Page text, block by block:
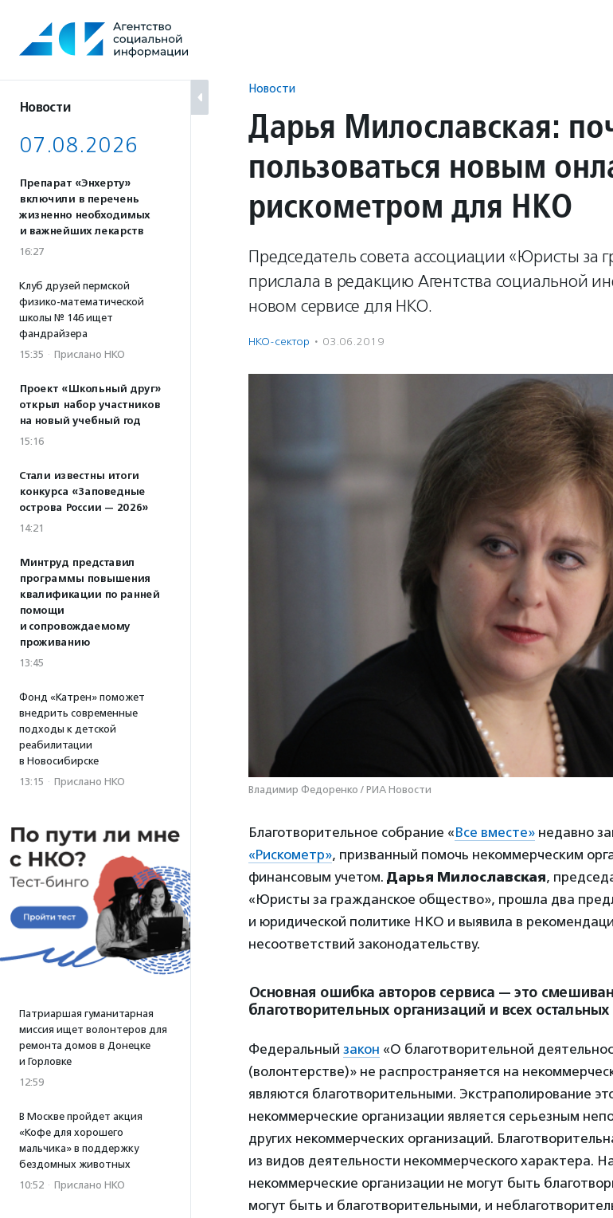
содержанию
Новости
07.08.2026
Препарат «Энхерту»
включили в перечень
жизненно необходимых
и важнейших лекарств
16:27
Клуб друзей пермской
физико-математической
школы № 146 ищет
фандрайзера
15:35 · Прислано НКО
Проект «Школьный друг»
открыл набор участников
на новый учебный год
15:16
Стали известны итоги
конкурса «Заповедные
острова России — 2026»
14:21
Минтруд представил
программы повышения
квалификации по ранней
помощи
и сопровождаемому
проживанию
13:45
Фонд «Катрен» поможет
внедрить современные
подходы к детской
реабилитации
в Новосибирске
13:15 · Прислано НКО
Патриаршая гуманитарная
миссия ищет волонтеров для
ремонта домов в Донецке
и Горловке
12:59
В Москве пройдет акция
«Кофе для хорошего
мальчика» в поддержку
бездомных животных
10:52 · Прислано НКО
Новости
Дарья Милославская:
пользоваться новым
рискометром для НКО
Председатель совета ассоциации «Юристы за
прислала в редакцию Агентства социальной
новом сервисе для НКО.
НКО-сектор · 03.06.2019
Владимир Федоренко / РИА Новости
Благотворительное собрание «Все вместе» недавно
«Рискометр», призванный помочь некоммерческим
финансовым учетом. Дарья Милославская,
«Юристы за гражданское общество», прошла два
и юридической политике НКО и выявила в
несоответствий законодательству.
Основная ошибка авторов сервиса — это
благотворительных организаций и всех
Федеральный закон «О благотворительной
(волонтерстве)» не распространяется на
являются благотворительными. Экстраполирование
некоммерческие организации является серьезным
других некоммерческих организаций.
из видов деятельности некоммерческого характера.
некоммерческие организации не могут быть
могут быть и благотворительными, и